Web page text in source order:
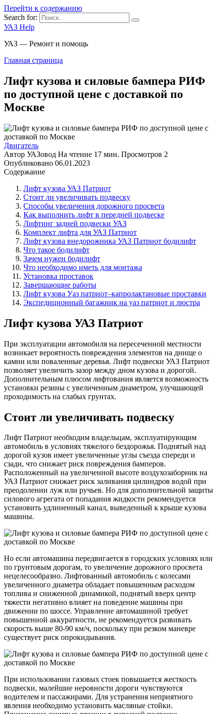
Перейти к содержанию
Search for:
УАЗ Help
УАЗ — Ремонт и помощь
Главная страница
Лифт кузова и силовые бампера РИФ
по доступной цене с доставкой по
Москве
Двигатель
Автор УАЗовод На чтение 17 мин. Просмотров 2
Опубликовано 06.01.2023
Содержание
Лифт кузова УАЗ Патриот
Стоит ли увеличивать подвеску
Способы увеличения дорожного просвета
Как выполнить лифт в передней подвеске
Лифтинг задней подвески УАЗ
Комплект лифта для УАЗ Патриот
Лифт кузова внедорожника УАЗ Патриот бодилифт
Что такое бодилифт
Зачем нужен бодилифт
Что необходимо иметь для монтажа
Установка проставок
Завершающие работы
Лифт кузова Уаз патриот–капролактановые проставки
Экспедиционный багажник на уаз патриот и люстра
Лифт кузова УАЗ Патриот
При эксплуатации автомобиля на пересеченной местности
возникает вероятность повреждения элементов на днище о
камни или поваленные деревья. Лифт подвески УАЗ Патриот
позволяет увеличить зазор между дном кузова и дорогой.
Дополнительным плюсом лифтования является возможность
установки резины с увеличенным диаметром, улучшающей
проходимость на слабых грунтах.
Стоит ли увеличивать подвеску
Лифт Патриот необходим владельцам, эксплуатирующим
автомобиль в условиях тяжелого бездорожья. Поднятый над
дорогой кузов имеет увеличенные углы съезда спереди и
сзади, что снижает риск повреждения бамперов.
Расположенный на увеличенной высоте воздухозаборник на
УАЗ Патриот снижает риск заливания цилиндров водой при
преодолении луж или ручьев. Но для дополнительной защиты
силового агрегата от попадания жидкости рекомендуется
установить удлиненный канал, выведенный к крыше кузова
машины.
Но если автомашина передвигается в городских условиях или
по грунтовым дорогам, то увеличение дорожного просвета
нецелесообразно. Лифтованный автомобиль с колесами
увеличенного диаметра обладает повышенным расходом
топлива и сниженной динамикой, поднятый вверх центр
тяжести негативно влияет на поведение машины при
движении по шоссе. Управление автомашиной требует
повышенной аккуратности, не рекомендуется развивать
скорость выше 80-90 км/ч, поскольку при резком маневре
существует риск опрокидывания.
При использовании газовых стоек повышается жесткость
подвески, малейшие неровности дороги чувствуются
водителем и пассажирами. Для устранения неприятного
явления необходимо установить масляные стойки.